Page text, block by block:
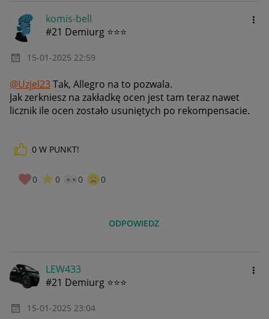
komis-bell
#21 Demiurg ⭐⭐⭐
‎15-01-2025 22:59
@Uzjel23Tak, Allegro na to pozwala.
Jak zerkniesz na zakładkę ocen jest tam teraz nawet
licznik ile ocen zostało usuniętych po rekompensacie.
0 W PUNKT!
0 0 0 0
ODPOWIEDZ
LEW433
#21 Demiurg ⭐⭐⭐
‎15-01-2025 23:04